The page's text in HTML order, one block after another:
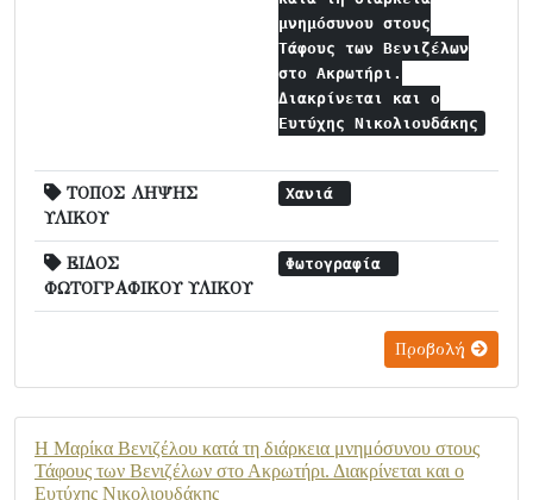
μνημόσυνου στους
Τάφους των Βενιζέλων
στο Ακρωτήρι.
Διακρίνεται και ο
Ευτύχης Νικολιουδάκης
ΤΟΠΟΣ ΛΗΨΗΣ
ΥΛΙΚΟΥ
Χανιά
ΕΙΔΟΣ
ΦΩΤΟΓΡΑΦΙΚΟΥ ΥΛΙΚΟΥ
Φωτογραφία
Προβολή
Η Μαρίκα Βενιζέλου κατά τη διάρκεια μνημόσυνου στους
Τάφους των Βενιζέλων στο Ακρωτήρι. Διακρίνεται και ο
Ευτύχης Νικολιουδάκης